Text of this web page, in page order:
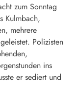
zum Sonntag
Kulmbach,
mehrere
Polizisten
ins
er sediert und